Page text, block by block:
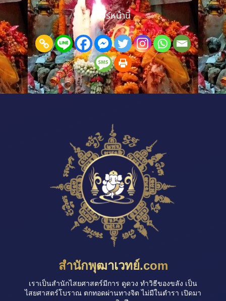
แชร์หน้านี้
สำนักพุฒาเวทย์.com
เราเป็นสำนักไสยศาสตร์มีการ ดูดวง ทำวิธีของขลัง เป็น
ไสยศาสตร์โบราณ ตกทอดผ่านทางจิต ไม่มีในตำรา เปิดมา